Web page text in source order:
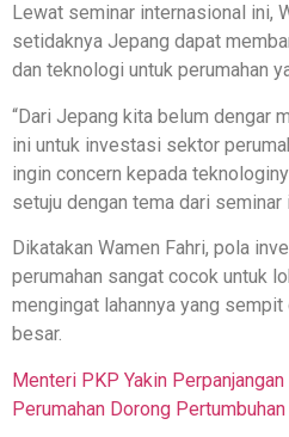
Lewat seminar internasional ini,
setidaknya Jepang dapat
dan teknologi untuk perumahan
“Dari Jepang kita belum dengar
ini untuk investasi sektor
ingin concern kepada
setuju dengan tema dari seminar
Dikatakan Wamen Fahri, pola
perumahan sangat cocok untuk
mengingat lahannya yang sempit
besar.
Menteri PKP Yakin
Perumahan Dorong